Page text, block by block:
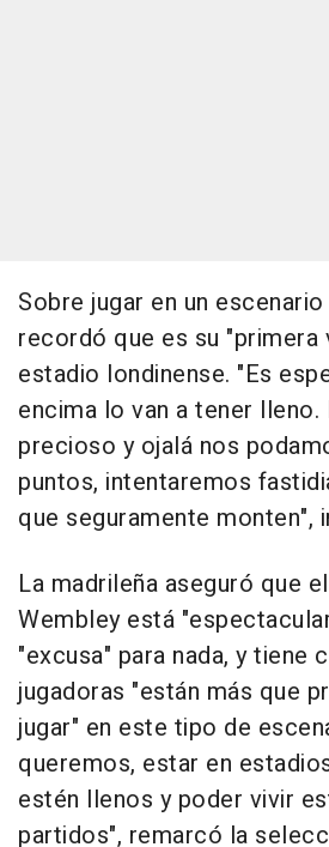
Sobre jugar en un
recordó que es su
estadio londinense. "Es
encima lo van a tener lleno.
precioso y ojalá nos
puntos, intentaremos
que seguramente monten",
La madrileña aseguró que
Wembley está
"excusa" para nada, y tiene
jugadoras "están más que
jugar" en este tipo de
queremos, estar en
estén llenos y poder vivir
partidos", remarcó la